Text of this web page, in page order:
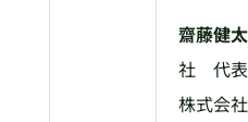
齋藤健太
社 代表
株式会